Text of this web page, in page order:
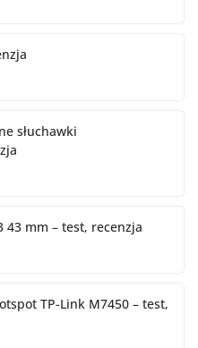
słuchawki
43 mm – test, recenzja
TP-Link M7450 – test,